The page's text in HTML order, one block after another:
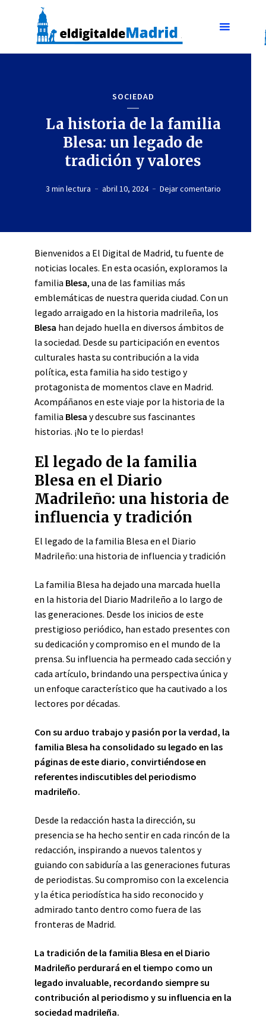
SOCIEDAD
La historia de la familia
Blesa: un legado de
tradición y valores
3 min lectura abril 10, 2024 Dejar comentario
Bienvenidos a El Digital de Madrid, tu fuente de
noticias locales. En esta ocasión, exploramos la
familia Blesa, una de las familias más
emblemáticas de nuestra querida ciudad. Con un
legado arraigado en la historia madrileña, los
Blesa han dejado huella en diversos ámbitos de
la sociedad. Desde su participación en eventos
culturales hasta su contribución a la vida
política, esta familia ha sido testigo y
protagonista de momentos clave en Madrid.
Acompáñanos en este viaje por la historia de la
familia Blesa y descubre sus fascinantes
historias. ¡No te lo pierdas!
El legado de la familia
Blesa en el Diario
Madrileño: una historia de
influencia y tradición
El legado de la familia Blesa en el Diario
Madrileño: una historia de influencia y tradición
La familia Blesa ha dejado una marcada huella
en la historia del Diario Madrileño a lo largo de
las generaciones. Desde los inicios de este
prestigioso periódico, han estado presentes con
su dedicación y compromiso en el mundo de la
prensa. Su influencia ha permeado cada sección y
cada artículo, brindando una perspectiva única y
un enfoque característico que ha cautivado a los
lectores por décadas.
Con su arduo trabajo y pasión por la verdad, la
familia Blesa ha consolidado su legado en las
páginas de este diario, convirtiéndose en
referentes indiscutibles del periodismo
madrileño.
Desde la redacción hasta la dirección, su
presencia se ha hecho sentir en cada rincón de la
redacción, inspirando a nuevos talentos y
guiando con sabiduría a las generaciones futuras
de periodistas. Su compromiso con la excelencia
y la ética periodística ha sido reconocido y
admirado tanto dentro como fuera de las
fronteras de Madrid.
La tradición de la familia Blesa en el Diario
Madrileño perdurará en el tiempo como un
legado invaluable, recordando siempre su
contribución al periodismo y su influencia en la
sociedad madrileña.